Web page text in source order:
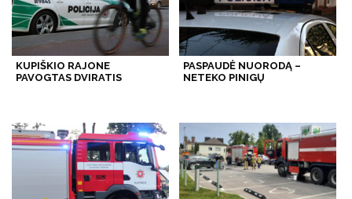
KUPIŠKIO RAJONE
PAVOGTAS DVIRATIS
PASPAUDĖ NUORODĄ –
NETEKO PINIGŲ